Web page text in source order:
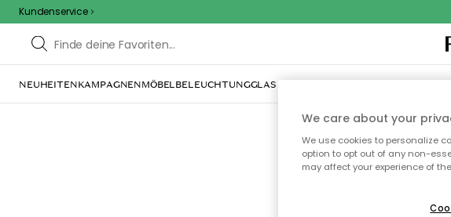
Kundenservice
NEUHEITENKAMPAGNENMÖBELBELEUCHTUNGGLAS & GESCHIRRINNENEINRICHTUNG
Ooops,
We care about your
We use cookies to personalize
option to opt out of any non-
may affect your experience of